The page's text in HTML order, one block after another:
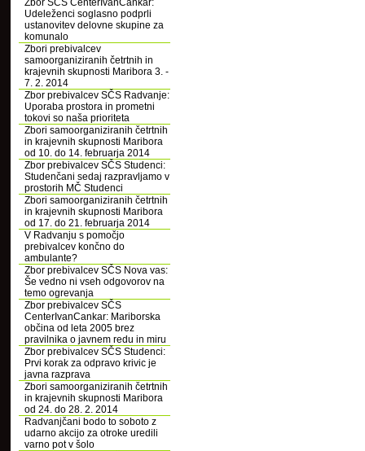
Zbor SČS CenterIvanCankar:
Udeleženci soglasno podprli
ustanovitev delovne skupine za
komunalo
Zbori prebivalcev
samoorganiziranih četrtnih in
krajevnih skupnosti Maribora 3. -
7. 2. 2014
Zbor prebivalcev SČS Radvanje:
Uporaba prostora in prometni
tokovi so naša prioriteta
Zbori samoorganiziranih četrtnih
in krajevnih skupnosti Maribora
od 10. do 14. februarja 2014
Zbor prebivalcev SČS Studenci:
Studenčani sedaj razpravljamo v
prostorih MČ Studenci
Zbori samoorganiziranih četrtnih
in krajevnih skupnosti Maribora
od 17. do 21. februarja 2014
V Radvanju s pomočjo
prebivalcev končno do
ambulante?
Zbor prebivalcev SČS Nova vas:
Še vedno ni vseh odgovorov na
temo ogrevanja
Zbor prebivalcev SČS
CenterIvanCankar: Mariborska
občina od leta 2005 brez
pravilnika o javnem redu in miru
Zbor prebivalcev SČS Studenci:
Prvi korak za odpravo krivic je
javna razprava
Zbori samoorganiziranih četrtnih
in krajevnih skupnosti Maribora
od 24. do 28. 2. 2014
Radvanjčani bodo to soboto z
udarno akcijo za otroke uredili
varno pot v šolo